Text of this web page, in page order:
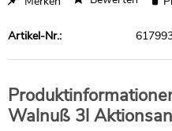
Artikel-Nr.:
Walnuß 3l